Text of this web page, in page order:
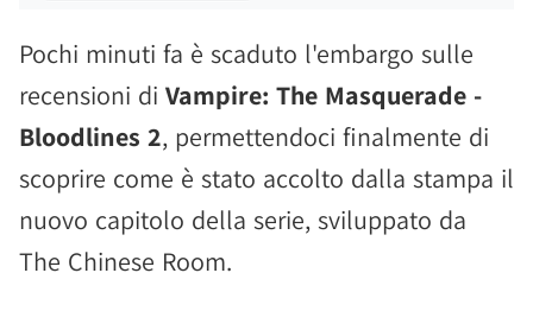
Pochi minuti fa è scaduto l'embargo sulle
recensioni di Vampire: The Masquerade -
Bloodlines 2, permettendoci finalmente di
scoprire come è stato accolto dalla stampa il
nuovo capitolo della serie, sviluppato da
The Chinese Room.